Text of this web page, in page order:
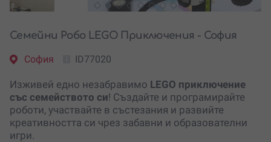
Семейни Робо LEGO Приключения - София
София ID77020
Изживей едно незабравимо LEGO приключение
със семейството си! Създайте и програмирайте
роботи, участвайте в състезания и развийте
креативността си чрез забавни и образователни
игри.